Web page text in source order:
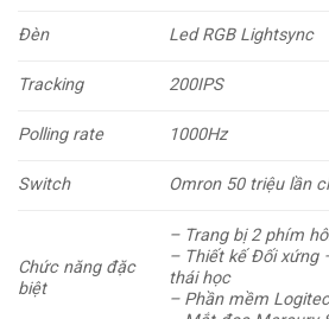
Đèn Led RGB Lightsync
Tracking 200IPS
Polling rate 1000Hz
Switch Omron 50 triệu lần
Chức năng đặc
biệt
– Trang bị 2 phím
– Thiết kế Đối xứng
thái học
– Phần mềm